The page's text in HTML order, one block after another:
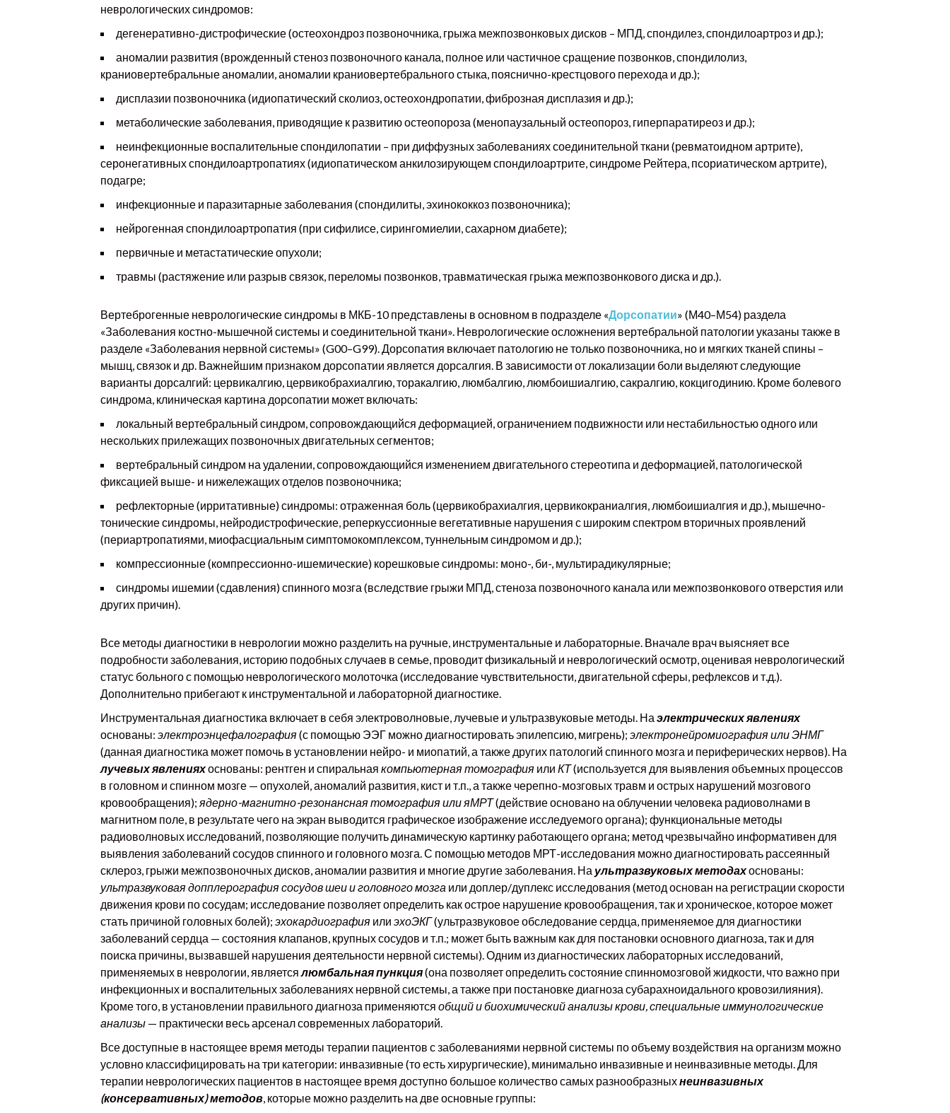
неврологических синдромов:
дегенеративно-дистрофические (остеохондроз позвоночника, грыжа межпозвонковых дисков – МПД, спондилез, спондилоартроз и др.);
аномалии развития (врожденный стеноз позвоночного канала, полное или частичное сращение позвонков, спондилолиз,
краниовертебральные аномалии, аномалии краниовертебрального стыка, пояснично-крестцового перехода и др.);
дисплазии позвоночника (идиопатический сколиоз, остеохондропатии, фиброзная дисплазия и др.);
метаболические заболевания, приводящие к развитию остеопороза (менопаузальный остеопороз, гиперпаратиреоз и др.);
неинфекционные воспалительные спондилопатии – при диффузных заболеваниях соединительной ткани (ревматоидном артрите),
серонегативных спондилоартропатиях (идиопатическом анкилозирующем спондилоартрите, синдроме Рейтера, псориатическом артрите),
подагре;
инфекционные и паразитарные заболевания (спондилиты, эхинококкоз позвоночника);
нейрогенная спондилоартропатия (при сифилисе, сирингомиелии, сахарном диабете);
первичные и метастатические опухоли;
травмы (растяжение или разрыв связок, переломы позвонков, травматическая грыжа межпозвонкового диска и др.).
Вертеброгенные неврологические синдромы в МКБ-10 представлены в основном в подразделе «Дорсопатии» (М40–М54) раздела
«Заболевания костно-мышечной системы и соединительной ткани». Неврологические осложнения вертебральной патологии указаны также в
разделе «Заболевания нервной системы» (G00–G99). Дорсопатия включает патологию не только позвоночника, но и мягких тканей спины –
мышц, связок и др. Важнейшим признаком дорсопатии является дорсалгия. В зависимости от локализации боли выделяют следующие
варианты дорсалгий: цервикалгию, цервикобрахиалгию, торакалгию, люмбалгию, люмбоишиалгию, сакралгию, кокцигодинию. Кроме болевого
синдрома, клиническая картина дорсопатии может включать:
локальный вертебральный синдром, сопровождающийся деформацией, ограничением подвижности или нестабильностью одного или
нескольких прилежащих позвоночных двигательных сегментов;
вертебральный синдром на удалении, сопровождающийся изменением двигательного стереотипа и деформацией, патологической
фиксацией выше- и нижележащих отделов позвоночника;
рефлекторные (ирритативные) синдромы: отраженная боль (цервикобрахиалгия, цервикокраниалгия, люмбоишиалгия и др.), мышечно-
тонические синдромы, нейродистрофические, реперкуссионные вегетативные нарушения с широким спектром вторичных проявлений
(периартропатиями, миофасциальным симптомокомплексом, туннельным синдромом и др.);
компрессионные (компрессионно-ишемические) корешковые синдромы: моно-, би-, мультирадикулярные;
синдромы ишемии (сдавления) спинного мозга (вследствие грыжи МПД, стеноза позвоночного канала или межпозвонкового отверстия или
других причин).
Все методы диагностики в неврологии можно разделить на ручные, инструментальные и лабораторные. Вначале врач выясняет все
подробности заболевания, историю подобных случаев в семье, проводит физикальный и неврологический осмотр, оценивая неврологический
статус больного с помощью неврологического молоточка (исследование чувствительности, двигательной сферы, рефлексов и т.д.).
Дополнительно прибегают к инструментальной и лабораторной диагностике.
Инструментальная диагностика включает в себя электроволновые, лучевые и ультразвуковые методы. На электрических явлениях
основаны: электроэнцефалография(с помощью ЭЭГ можно диагностировать эпилепсию, мигрень); электронейромиография или ЭНМГ
(данная диагностика может помочь в установлении нейро- и миопатий, а также других патологий спинного мозга и периферических нервов). На
лучевых явленияхоснованы: рентген и спиральная компьютерная томография или КТ(используется для выявления объемных процессов
в головном и спинном мозге — опухолей, аномалий развития, кист и т.п., а также черепно-мозговых травм и острых нарушений мозгового
кровообращения); ядерно-магнитно-резонансная томография или яМРТ(действие основано на облучении человека радиоволнами в
магнитном поле, в результате чего на экран выводится графическое изображение исследуемого органа); функциональные методы
радиоволновых исследований, позволяющие получить динамическую картинку работающего органа; метод чрезвычайно информативен для
выявления заболеваний сосудов спинного и головного мозга. С помощью методов МРТ-исследования можно диагностировать рассеянный
склероз, грыжи межпозвоночных дисков, аномалии развития и многие другие заболевания. На ультразвуковых методахоснованы:
ультразвуковая допплерография сосудов шеи и головного мозга или доплер/дуплекс исследования (метод основан на регистрации скорости
движения крови по сосудам; исследование позволяет определить как острое нарушение кровообращения, так и хроническое, которое может
стать причиной головных болей); эхокардиография или эхоЭКГ(ультразвуковое обследование сердца, применяемое для диагностики
заболеваний сердца — состояния клапанов, крупных сосудов и т.п.; может быть важным как для постановки основного диагноза, так и для
поиска причины, вызвавшей нарушения деятельности нервной системы). Одним из диагностических лабораторных исследований,
применяемых в неврологии, является люмбальная пункция(она позволяет определить состояние спинномозговой жидкости, что важно при
инфекционных и воспалительных заболеваниях нервной системы, а также при постановке диагноза субарахноидального кровозилияния).
Кроме того, в установлении правильного диагноза применяются общий и биохимический анализы крови, специальные иммунологические
анализы — практически весь арсенал современных лабораторий.
Все доступные в настоящее время методы терапии пациентов с заболеваниями нервной системы по объему воздействия на организм можно
условно классифицировать на три категории: инвазивные (то есть хирургические), минимально инвазивные и неинвазивные методы. Для
терапии неврологических пациентов в настоящее время доступно большое количество самых разнообразныхнеинвазивных
(консервативных) методов , которые можно разделить на две основные группы: